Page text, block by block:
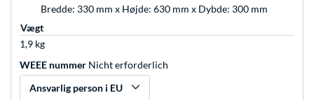
Bredde: 330 mm x Højde: 630 mm x Dybde: 300 mm
Vægt
1,9 kg
WEEE nummer Nicht erforderlich
Ansvarlig person i EU